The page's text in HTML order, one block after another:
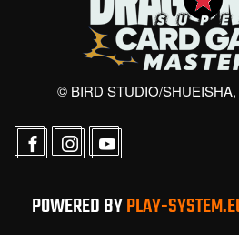
© BIRD STUDIO/
POWERED BYPLAY-